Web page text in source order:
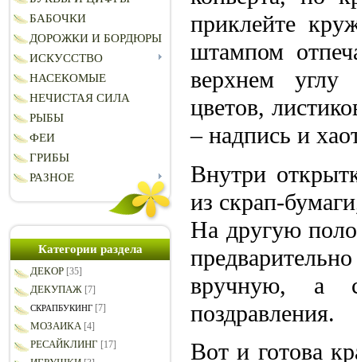
БАБОЧКИ
ДОРОЖКИ И БОРДЮРЫ
ИСКУССТВО
НАСЕКОМЫЕ
НЕЧИСТАЯ СИЛА
РЫБЫ
ФЕИ
ГРИБЫ
РАЗНОЕ
Категории раздела
ДЕКОР [35]
ДЕКУПАЖ [7]
СКРАПБУКИНГ [7]
МОЗАИКА [4]
РЕСАЙКЛИНГ [17]
приклейте
штампом
верхнем углу
цветов,
– надпись и
Внутри
из скрап-
На другую
вручную, а
поздравления.
Вот и готова